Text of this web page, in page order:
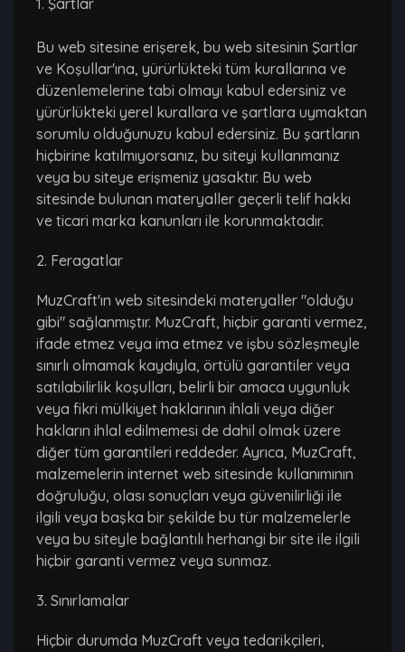
1. Şartlar
Bu web sitesine erişerek, bu web sitesinin Şartlar
ve Koşullar'ına, yürürlükteki tüm kurallarına ve
düzenlemelerine tabi olmayı kabul edersiniz ve
yürürlükteki yerel kurallara ve şartlara uymaktan
sorumlu olduğunuzu kabul edersiniz. Bu şartların
hiçbirine katılmıyorsanız, bu siteyi kullanmanız
veya bu siteye erişmeniz yasaktır. Bu web
sitesinde bulunan materyaller geçerli telif hakkı
ve ticari marka kanunları ile korunmaktadır.
2. Feragatlar
MuzCraft'ın web sitesindeki materyaller "olduğu
gibi" sağlanmıştır. MuzCraft, hiçbir garanti vermez,
ifade etmez veya ima etmez ve işbu sözleşmeyle
sınırlı olmamak kaydıyla, örtülü garantiler veya
satılabilirlik koşulları, belirli bir amaca uygunluk
veya fikri mülkiyet haklarının ihlali veya diğer
hakların ihlal edilmemesi de dahil olmak üzere
diğer tüm garantileri reddeder. Ayrıca, MuzCraft,
malzemelerin internet web sitesinde kullanımının
doğruluğu, olası sonuçları veya güvenilirliği ile
ilgili veya başka bir şekilde bu tür malzemelerle
veya bu siteyle bağlantılı herhangi bir site ile ilgili
hiçbir garanti vermez veya sunmaz.
3. Sınırlamalar
Hiçbir durumda MuzCraft veya tedarikçileri,